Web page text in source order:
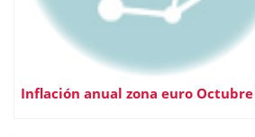
Inflación anual zona euro Octubre